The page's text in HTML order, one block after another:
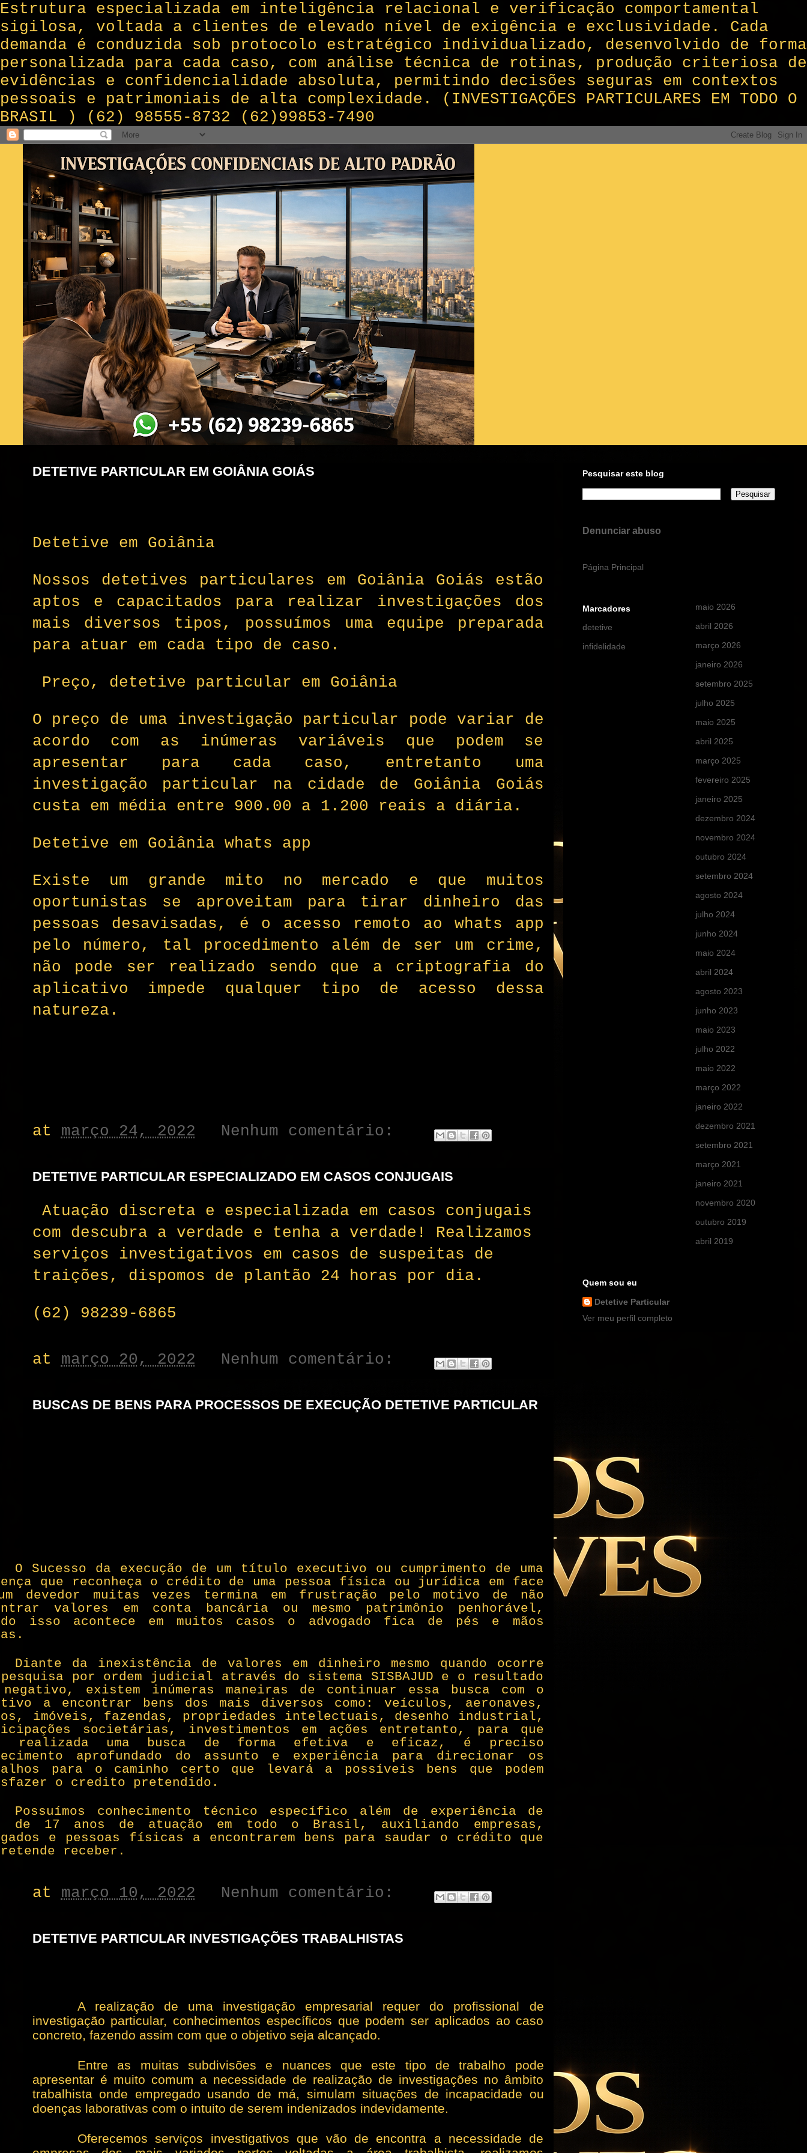
Estrutura especializada em inteligência relacional e verificação comportamental
sigilosa, voltada a clientes de elevado nível de exigência e exclusividade. Cada
demanda é conduzida sob protocolo estratégico individualizado, desenvolvido de forma
personalizada para cada caso, com análise técnica de rotinas, produção criteriosa de
evidências e confidencialidade absoluta, permitindo decisões seguras em contextos
pessoais e patrimoniais de alta complexidade. (INVESTIGAÇÕES PARTICULARES EM TODO O
BRASIL ) (62) 98555-8732 (62)99853-7490
DETETIVE PARTICULAR EM GOIÂNIA GOIÁS
Detetive em Goiânia
Nossos detetives particulares em Goiânia Goiás estão
aptos e capacitados para realizar investigações dos
mais diversos tipos, possuímos uma equipe preparada
para atuar em cada tipo de caso.
Preço, detetive particular em Goiânia
O preço de uma investigação particular pode variar de
acordo com as inúmeras variáveis que podem se
apresentar para cada caso, entretanto uma
investigação particular na cidade de Goiânia Goiás
custa em média entre 900.00 a 1.200 reais a diária.
Detetive em Goiânia whats app
Existe um grande mito no mercado e que muitos
oportunistas se aproveitam para tirar dinheiro das
pessoas desavisadas, é o acesso remoto ao whats app
pelo número, tal procedimento além de ser um crime,
não pode ser realizado sendo que a criptografia do
aplicativo impede qualquer tipo de acesso dessa
natureza.
at março 24, 2022 Nenhum comentário:
DETETIVE PARTICULAR ESPECIALIZADO EM CASOS CONJUGAIS
Atuação discreta e especializada em casos conjugais
com descubra a verdade e tenha a verdade! Realizamos
serviços investigativos em casos de suspeitas de
traições, dispomos de plantão 24 horas por dia.
(62) 98239-6865
at março 20, 2022 Nenhum comentário:
BUSCAS DE BENS PARA PROCESSOS DE EXECUÇÃO DETETIVE PARTICULAR
O Sucesso da execução de um título executivo ou cumprimento de uma
que reconheça o crédito de uma pessoa física ou jurídica em face
devedor muitas vezes termina em frustração pelo motivo de não
valores em conta bancária ou mesmo patrimônio penhorável,
isso acontece em muitos casos o advogado fica de pés e mãos
Diante da inexistência de valores em dinheiro mesmo quando ocorre
pesquisa por ordem judicial através do sistema SISBAJUD e o resultado
negativo, existem inúmeras maneiras de continuar essa busca com o
a encontrar bens dos mais diversos como: veículos, aeronaves,
imóveis, fazendas, propriedades intelectuais, desenho industrial,
societárias, investimentos em ações entretanto, para que
realizada uma busca de forma efetiva e eficaz, é preciso
aprofundado do assunto e experiência para direcionar os
para o caminho certo que levará a possíveis bens que podem
o credito pretendido.
Possuímos conhecimento técnico específico além de experiência de
de 17 anos de atuação em todo o Brasil, auxiliando empresas,
e pessoas físicas a encontrarem bens para saudar o crédito que
receber.
at março 10, 2022 Nenhum comentário:
DETETIVE PARTICULAR INVESTIGAÇÕES TRABALHISTAS
A realização de uma investigação empresarial requer do profissional de
investigação particular, conhecimentos específicos que podem ser aplicados ao caso
concreto, fazendo assim com que o objetivo seja alcançado.
Entre as muitas subdivisões e nuances que este tipo de trabalho pode
apresentar é muito comum a necessidade de realização de investigações no âmbito
trabalhista onde empregado usando de má, simulam situações de incapacidade ou
doenças laborativas com o intuito de serem indenizados indevidamente.
Oferecemos serviços investigativos que vão de encontra a necessidade de
Pesquisar este blog
Denunciar abuso
Página Principal
Marcadores
detetive
infidelidade
maio 2026
abril 2026
março 2026
janeiro 2026
setembro 2025
julho 2025
maio 2025
abril 2025
março 2025
fevereiro 2025
janeiro 2025
dezembro 2024(1)
novembro 2024(2)
outubro 2024(1)
setembro 2024(2)
agosto 2024(12)
julho 2024(9)
junho 2024(1)
maio 2024(9)
abril 2024(2)
agosto 2023
junho 2023
maio 2023
julho 2022
maio 2022
março 2022
janeiro 2022
dezembro 2021
setembro 2021
março 2021
janeiro 2021
novembro 2020
outubro 2019
abril 2019
Quem sou eu
Detetive Particular
Ver meu perfil completo